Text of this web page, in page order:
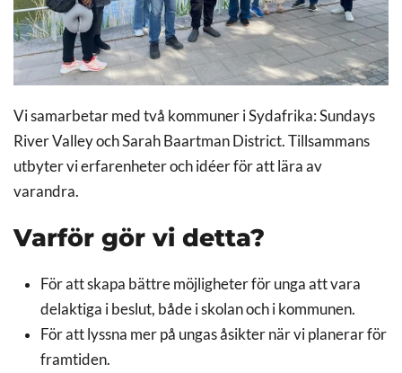
Vi samarbetar med två kommuner i Sydafrika: Sundays
River Valley och Sarah Baartman District. Tillsammans
utbyter vi erfarenheter och idéer för att lära av
varandra.
Varför gör vi detta?
För att skapa bättre möjligheter för unga att vara
delaktiga i beslut, både i skolan och i kommunen.
För att lyssna mer på ungas åsikter när vi planerar för
framtiden.